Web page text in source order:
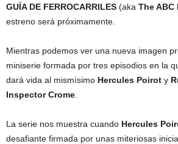
GUÍA DE FERROCARRILES (aka The ABC
estreno será próximamente.
Mientras podemos ver una nueva imagen
miniserie formada por tres episodios en la
dará vida al mismísimo Hercules Poirot y
Inspector Crome
La serie nos muestra cuando Hercules
desafiante firmada por unas miteriosas